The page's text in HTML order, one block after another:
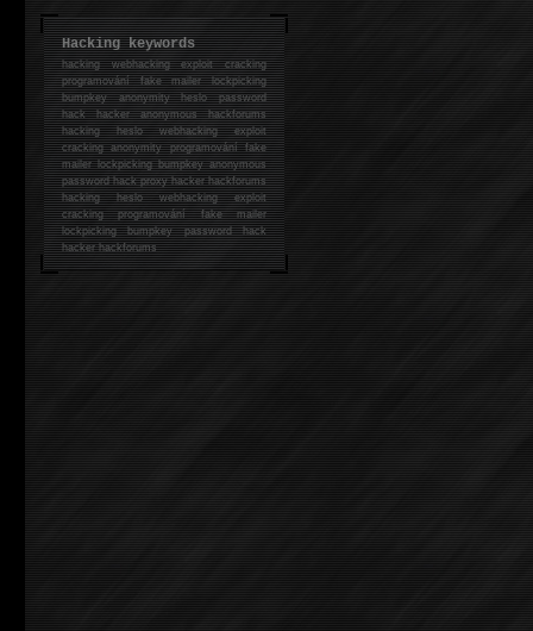
Hacking keywords
hackingwebhacking exploit cracking
programování fake mailer lockpicking
bumpkey anonymity heslo password
hackhacker anonymous hackforums
hackingheslo webhacking exploit
cracking anonymity programování fake
mailer lockpicking bumpkey anonymous
password hack proxy hacker hackforums
hacking heslo webhacking exploit
cracking programování fake mailer
lockpicking bumpkey password hack
hackerhackforums